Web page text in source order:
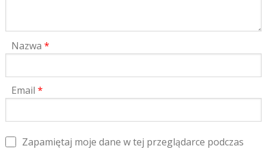
Nazwa *
Email *
Zapamiętaj moje dane w tej przeglądarce podczas